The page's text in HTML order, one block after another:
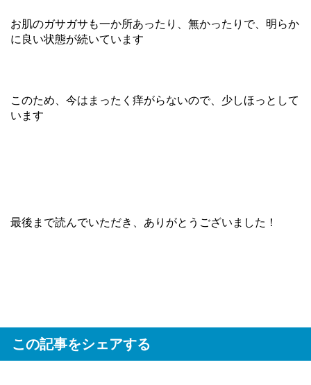
お肌のガサガサも一か所あったり、無かったりで、明らか
に良い状態が続いています
このため、今はまったく痒がらないので、少しほっとして
います
最後まで読んでいただき、ありがとうございました！
この記事をシェアする